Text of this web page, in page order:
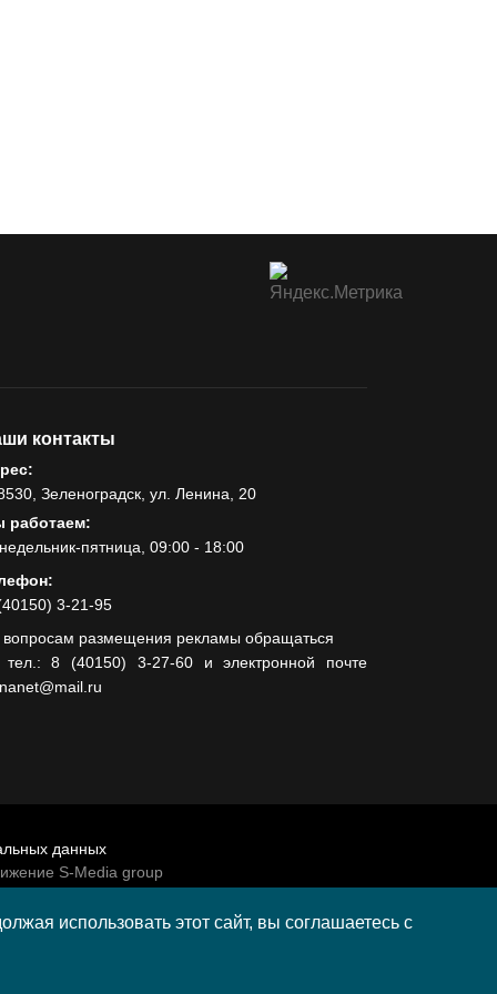
контакты
Зеленоградск, ул. Ленина, 20
работаем:
пятница, 09:00 - 18:00
3-21-95
размещения рекламы обращаться
тел.: 8 (40150) 3-27-60 и электронной почте
данных
S-Media group
использовать этот сайт, вы соглашаетесь с